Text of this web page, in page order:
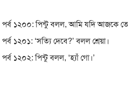
পর্ব ১২০০: পিন্টু বলল, আমি যদি আজকে
পর্ব ১২০১: ‘সত্যি দেবে?’ বলল শ্রেয়া।
পর্ব ১২০২: পিন্টু বলল, ‘হ্যাঁ গো।’